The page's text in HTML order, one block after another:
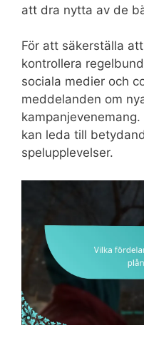
att dra nytta av de
För att säkerställa
kontrollera
sociala medier och
meddelanden om
kan leda till
spelupplevelser.